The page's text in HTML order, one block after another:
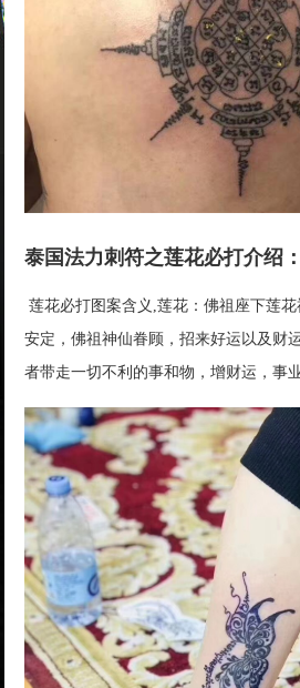
泰国法力刺符之莲花必打介绍：
莲花必打图案含义,莲花：佛祖座下莲
安定，佛祖神仙眷顾，招来好运以及财
者带走一切不利的事和物，增财运，事